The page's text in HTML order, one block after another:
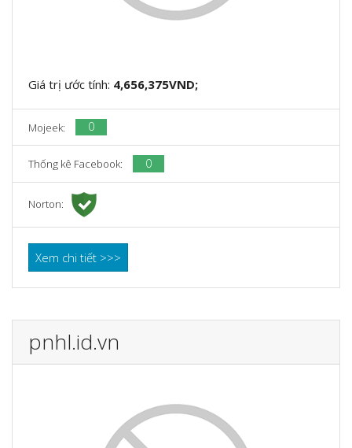
Giá trị ước tính: 4,656,375VND;
Mojeek: 0
Thống kê Facebook: 0
Norton:
Xem chi tiết >>>
pnhl.id.vn